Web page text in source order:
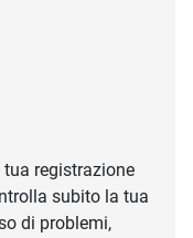
registrazione
subito la tua
di problemi,